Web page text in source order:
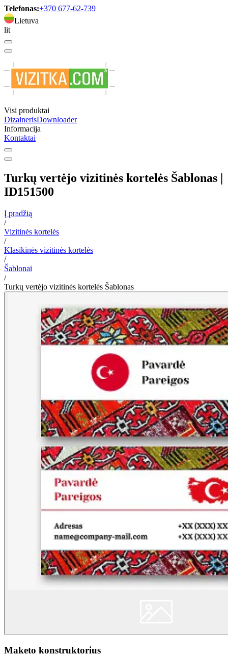
Telefonas:+370 677-62-739
Lietuva
lit
Visi produktai
DizainerisDownloader
Informacija
Kontaktai
Turkų vertėjo vizitinės kortelės Šablonas |
ID151500
Į pradžią
/
Vizitinės kortelės
/
Klasikinės vizitinės kortelės
/
Šablonai
/
Turkų vertėjo vizitinės kortelės Šablonas
Maketo konstruktorius